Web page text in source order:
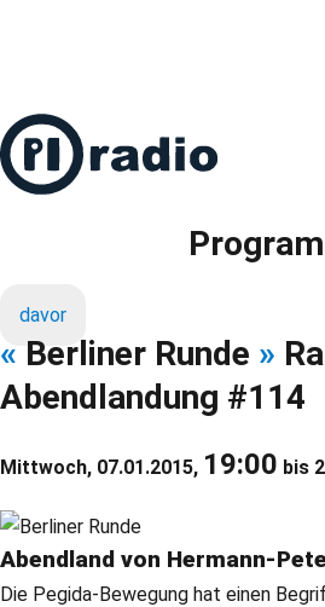
davor
« Berliner Runde »
Abendlandung #114
Mittwoch, 07.01.2015, 19:00 bis
Abendland von Hermann-
Die Pegida-Bewegung hat einen